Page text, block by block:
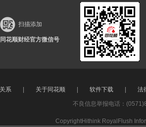
扫描添加
同花顺财经官方微信号
系 关于同花顺 软件下载 法
不良信息举报电话：
CopyrightHithink RoyalFlush